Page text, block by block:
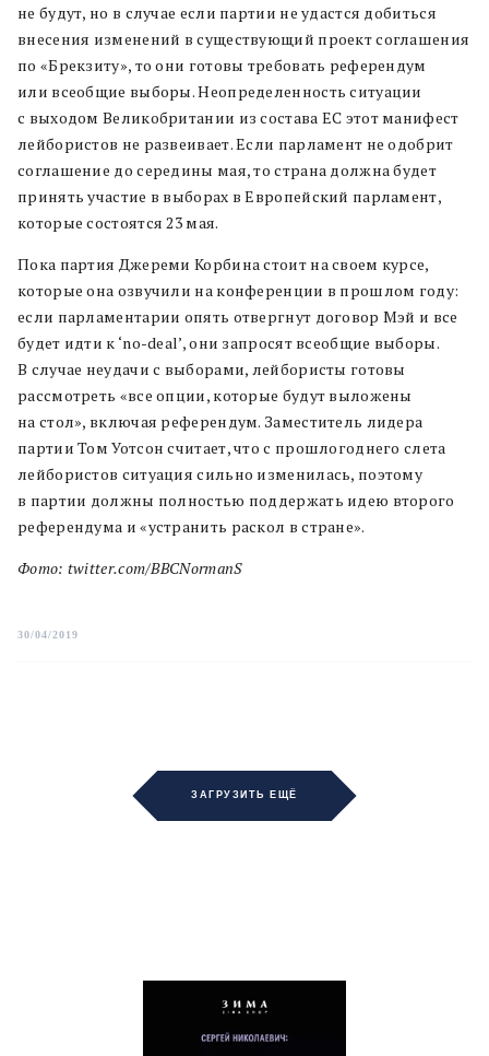
не будут, но в случае если партии не удастся добиться
внесения изменений в существующий проект соглашения
по «Брекзиту», то они готовы требовать референдум
или всеобщие выборы. Неопределенность ситуации
с выходом Великобритании из состава ЕС этот манифест
лейбористов не развеивает. Если парламент не одобрит
соглашение до середины мая, то страна должна будет
принять участие в выборах в Европейский парламент,
которые состоятся 23 мая.
Пока партия Джереми Корбина стоит на своем курсе,
которые она озвучили на конференции в прошлом году:
если парламентарии опять отвергнут договор Мэй и все
будет идти к ‘no-deal’, они запросят всеобщие выборы.
В случае неудачи с выборами, лейбористы готовы
рассмотреть «все опции, которые будут выложены
на стол», включая референдум. Заместитель лидера
партии Том Уотсон считает, что с прошлогоднего слета
лейбористов ситуация сильно изменилась, поэтому
в партии должны полностью поддержать идею второго
референдума и «устранить раскол в стране».
Фото: twitter.com/BBCNormanS
30/04/2019
ЗАГРУЗИТЬ ЕЩЁ